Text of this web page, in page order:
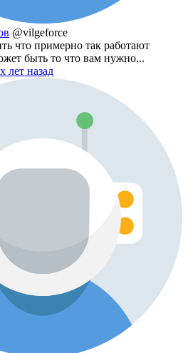
@vilgeforce
что примерно так работают
быть то что вам нужно...
лет назад